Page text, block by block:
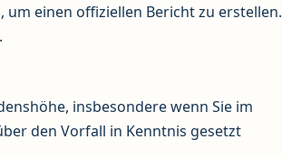
einen offiziellen Bericht zu erstellen.
insbesondere wenn Sie im
den Vorfall in Kenntnis gesetzt